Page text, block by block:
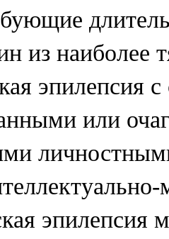
из наиболее
эпилепсия
или
эпилепсия